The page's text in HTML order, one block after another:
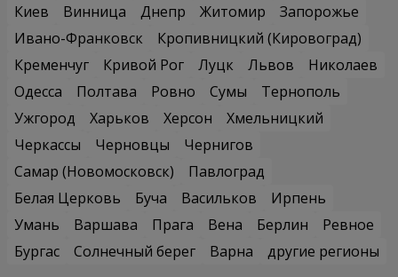
Киев
Винница Днепр Житомир
Запорожье
Ивано-Франковск
Кропивницкий (Кировоград)
Кременчуг
Кривой Рог Луцк Львов
Николаев
Одесса
Полтава Ровно Сумы
Тернополь
Ужгород
Харьков Херсон
Хмельницкий
Черкассы
Черновцы
Чернигов
Самар (Новомосковск)
Павлоград
Белая Церковь
Буча Васильков
Ирпень
Умань
Варшава Прага Вена Берлин
Ревное
Бургас
Солнечный берег Варна
другие регионы